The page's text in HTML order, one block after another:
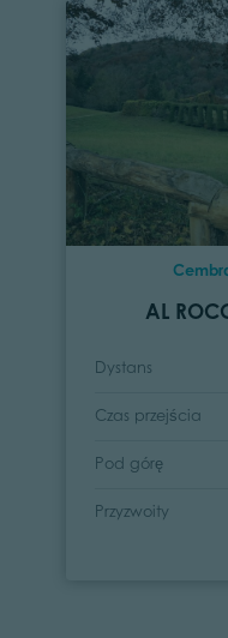
AL
Dystans
Czas przejścia
Pod górę
Przyzwoity